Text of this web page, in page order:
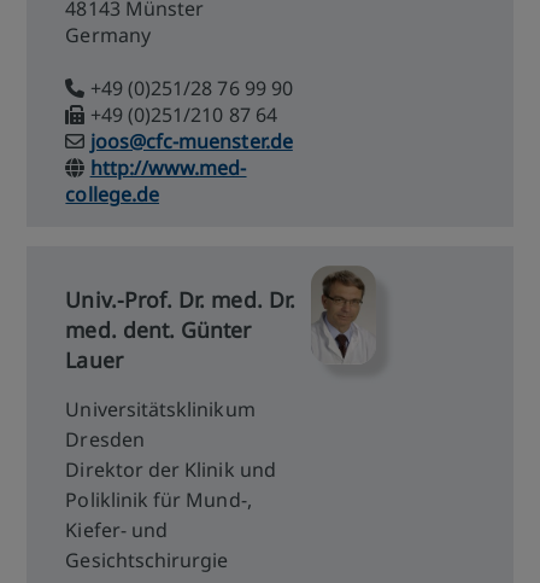
48143 Münster
Germany
+49 (0)251/28 76 99 90
+49 (0)251/210 87 64
joos@cfc-muenster.de
http://www.med-
college.de
Univ.-Prof. Dr. med. Dr.
med. dent. Günter
Lauer
Universitätsklinikum
Dresden
Direktor der Klinik und
Poliklinik für Mund-,
Kiefer- und
Gesichtschirurgie